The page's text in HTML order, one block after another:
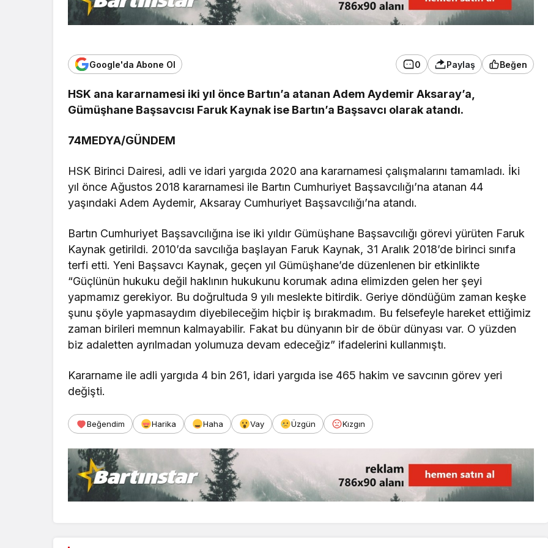
Google'da Abone Ol 0 Paylaş Beğen
HSK ana kararnamesi iki yıl önce Bartın’a atanan Adem Aydemir Aksaray’a,
Gümüşhane Başsavcısı Faruk Kaynak ise Bartın’a Başsavcı olarak atandı.
74MEDYA/GÜNDEM
HSK Birinci Dairesi, adli ve idari yargıda 2020 ana kararnamesi çalışmalarını tamamladı. İki
yıl önce Ağustos 2018 kararnamesi ile Bartın Cumhuriyet Başsavcılığı’na atanan 44
yaşındaki Adem Aydemir, Aksaray Cumhuriyet Başsavcılığı’na atandı.
Bartın Cumhuriyet Başsavcılığına ise iki yıldır Gümüşhane Başsavcılığı görevi yürüten Faruk
Kaynak getirildi. 2010’da savcılığa başlayan Faruk Kaynak, 31 Aralık 2018’de birinci sınıfa
terfi etti. Yeni Başsavcı Kaynak, geçen yıl Gümüşhane’de düzenlenen bir etkinlikte
“Güçlünün hukuku değil haklının hukukunu korumak adına elimizden gelen her şeyi
yapmamız gerekiyor. Bu doğrultuda 9 yılı meslekte bitirdik. Geriye döndüğüm zaman keşke
şunu şöyle yapmasaydım diyebileceğim hiçbir iş bırakmadım. Bu felsefeyle hareket ettiğimiz
zaman birileri memnun kalmayabilir. Fakat bu dünyanın bir de öbür dünyası var. O yüzden
biz adaletten ayrılmadan yolumuza devam edeceğiz” ifadelerini kullanmıştı.
Kararname ile adli yargıda 4 bin 261, idari yargıda ise 465 hakim ve savcının görev yeri
değişti.
Beğendim Harika Haha Vay Üzgün Kızgın